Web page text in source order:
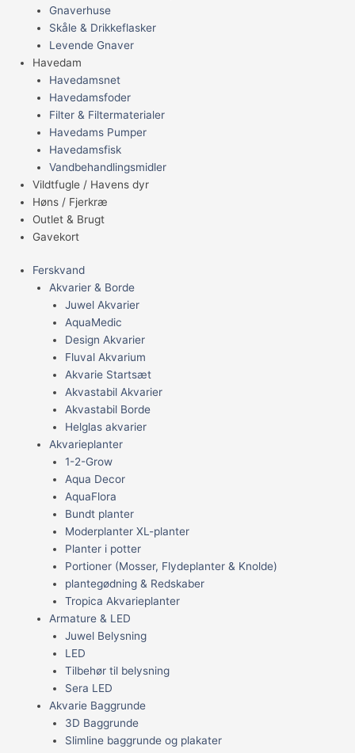
Gnaverhuse
Skåle & Drikkeflasker
Levende Gnaver
Havedam
Havedamsnet
Havedamsfoder
Filter & Filtermaterialer
Havedams Pumper
Havedamsfisk
Vandbehandlingsmidler
Vildtfugle / Havens dyr
Høns / Fjerkræ
Outlet & Brugt
Gavekort
Ferskvand
Akvarier & Borde
Juwel Akvarier
AquaMedic
Design Akvarier
Fluval Akvarium
Akvarie Startsæt
Akvastabil Akvarier
Akvastabil Borde
Helglas akvarier
Akvarieplanter
1-2-Grow
Aqua Decor
AquaFlora
Bundt planter
Moderplanter XL-planter
Planter i potter
Portioner (Mosser, Flydeplanter & Knolde)
plantegødning & Redskaber
Tropica Akvarieplanter
Armature & LED
Juwel Belysning
LED
Tilbehør til belysning
Sera LED
Akvarie Baggrunde
3D Baggrunde
Slimline baggrunde og plakater